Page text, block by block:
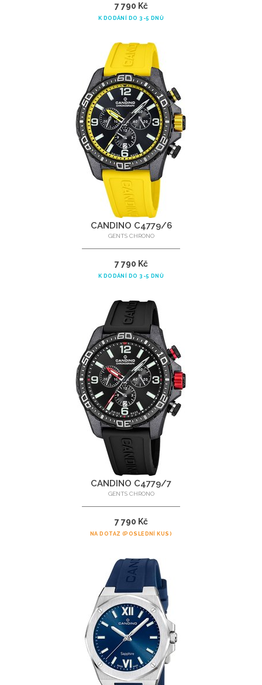
7 790 Kč
K DODÁNÍ DO 3-5 DNŮ
CANDINO C4779/6
GENTS CHRONO
7 790 Kč
K DODÁNÍ DO 3-5 DNŮ
CANDINO C4779/7
GENTS CHRONO
7 790 Kč
NA DOTAZ (POSLEDNÍ KUS)